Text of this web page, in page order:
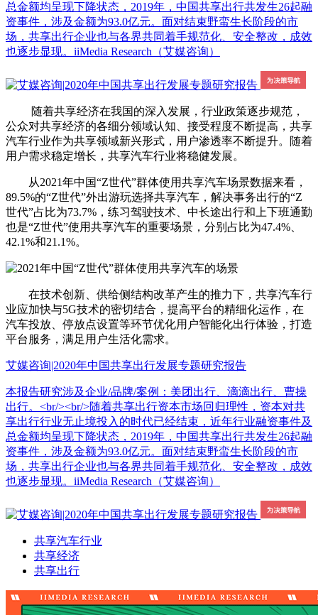
总金额均呈现下降状态，2019年，中国共享出行共发生26起融
资事件，涉及金额为93.0亿元。面对结束野蛮生长阶段的市
场，共享出行企业也与各界共同着手规范化、安全整改，成效
也逐步显现。iiMedia Research（艾媒咨询）
随着共享经济在我国的深入发展，行业政策逐步规范，
公众对共享经济的各细分领域认知、接受程度不断提高，共享
汽车行业作为共享领域新兴形式，用户渗透率不断提升。随着
用户需求稳定增长，共享汽车行业将稳健发展。
从2021年中国“Z世代”群体使用共享汽车场景数据来看，
89.5%的“Z世代”外出游玩选择共享汽车，解决事务出行的“Z
世代”占比为73.7%，练习驾驶技术、中长途出行和上下班通勤
也是“Z世代”使用共享汽车的重要场景，分别占比为47.4%、
42.1%和21.1%。
在技术创新、供给侧结构改革产生的推力下，共享汽车行
业应加快与5G技术的密切结合，提高平台的精细化运作，在
汽车投放、停放点设置等环节优化用户智能化出行体验，打造
平台服务，满足用户生活化需求。
艾媒咨询|2020年中国共享出行发展专题研究报告
本报告研究涉及企业/品牌/案例：美团出行、滴滴出行、曹操
出行。<br/><br/>随着共享出行资本市场回归理性，资本对共
享出行行业无止境投入的时代已经结束，近年行业融资事件及
总金额均呈现下降状态，2019年，中国共享出行共发生26起融
资事件，涉及金额为93.0亿元。面对结束野蛮生长阶段的市
场，共享出行企业也与各界共同着手规范化、安全整改，成效
也逐步显现。iiMedia Research（艾媒咨询）
共享汽车行业
共享经济
共享出行